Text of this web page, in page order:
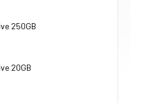
250GB
20GB